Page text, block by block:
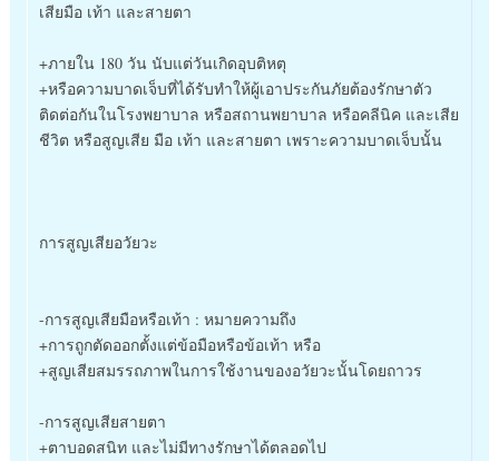
เสียมือ เท้า และสายตา
+ภายใน 180 วัน นับแต่วันเกิดอุบติหตุ
+หรือความบาดเจ็บที่ได้รับทำให้ผู้เอาประกันภัยต้องรักษาตัว
ติดต่อกันในโรงพยาบาล หรือสถานพยาบาล หรือคลีนิค และเสีย
ชีวิต หรือสูญเสีย มือ เท้า และสายตา เพราะความบาดเจ็บนั้น
การสูญเสียอวัยวะ
-การสูญเสียมือหรือเท้า : หมายความถึง
+การถูกตัดออกตั้งแต่ข้อมือหรือข้อเท้า หรือ
+สูญเสียสมรรถภาพในการใช้งานของอวัยวะนั้นโดยถาวร
-การสูญเสียสายตา
+ตาบอดสนิท และไม่มีทางรักษาได้ตลอดไป